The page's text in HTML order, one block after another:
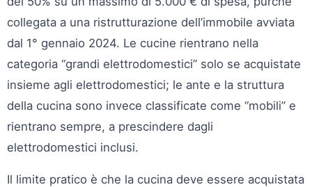
collegata a una ristrutturazione dell’immobile avviata
dal 1° gennaio 2024. Le cucine rientrano nella
categoria “grandi elettrodomestici” solo se acquistate
insieme agli elettrodomestici; le ante e la struttura
della cucina sono invece classificate come “mobili” e
rientrano sempre, a prescindere dagli
elettrodomestici inclusi.
Il limite pratico è che la cucina deve essere acquistata